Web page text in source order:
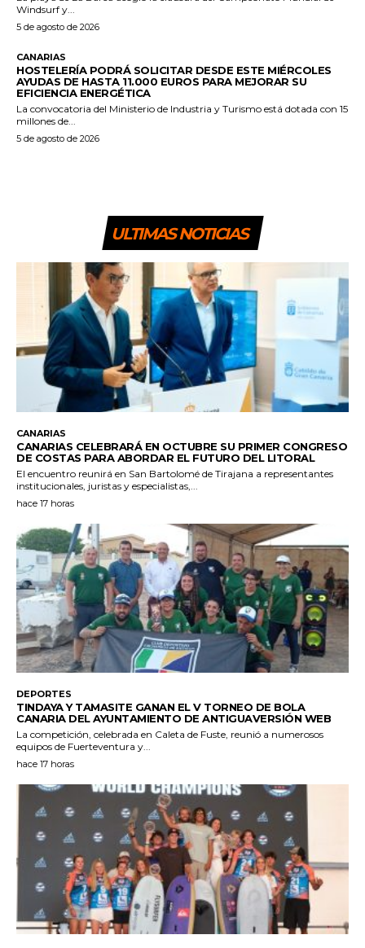
Windsurf y...
5 de agosto de 2026
CANARIAS
HOSTELERÍA PODRÁ SOLICITAR DESDE ESTE MIÉRCOLES
AYUDAS DE HASTA 11.000 EUROS PARA MEJORAR SU
EFICIENCIA ENERGÉTICA
La convocatoria del Ministerio de Industria y Turismo está dotada con 15
millones de...
5 de agosto de 2026
ULTIMAS NOTICIAS
CANARIAS
CANARIAS CELEBRARÁ EN OCTUBRE SU PRIMER CONGRESO
DE COSTAS PARA ABORDAR EL FUTURO DEL LITORAL
El encuentro reunirá en San Bartolomé de Tirajana a representantes
institucionales, juristas y especialistas,...
hace 17 horas
DEPORTES
TINDAYA Y TAMASITE GANAN EL V TORNEO DE BOLA
CANARIA DEL AYUNTAMIENTO DE ANTIGUAVERSIÓN WEB
La competición, celebrada en Caleta de Fuste, reunió a numerosos
equipos de Fuerteventura y...
hace 17 horas